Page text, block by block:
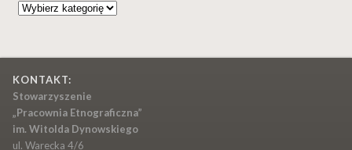
Kategorie
KONTAKT:
Stowarzyszenie
„Pracownia Etnograficzna”
im. Witolda Dynowskiego
ul. Warecka 4/6